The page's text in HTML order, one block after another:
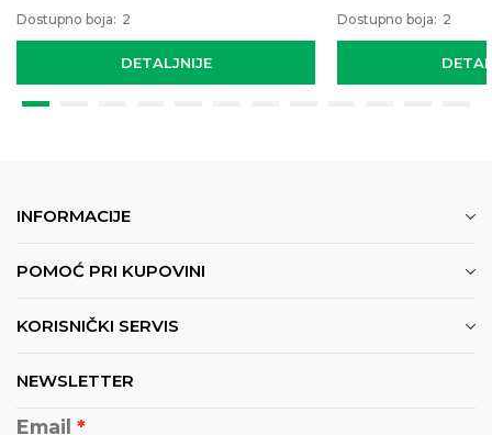
DETALJNIJE
Dostupno boja: 2 Dostupno boja: 2
INFORMACIJE
POMOĆ PRI KUPOVINI
KORISNIČKI SERVIS
NEWSLETTER
Email